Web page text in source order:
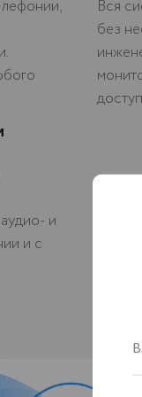
Вся
без
и
и с